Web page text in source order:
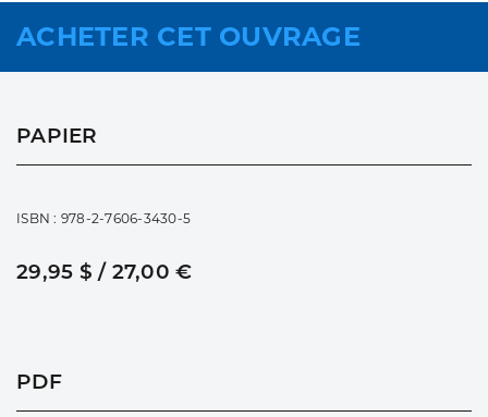
ACHETER CET OUVRAGE
PAPIER
ISBN : 978-2-7606-3430-5
29,95 $ / 27,00 €
PDF